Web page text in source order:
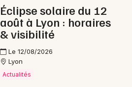
Éclipse solaire du 12
août à Lyon : horaires
& visibilité
Le 12/08/2026
Lyon
Actualités